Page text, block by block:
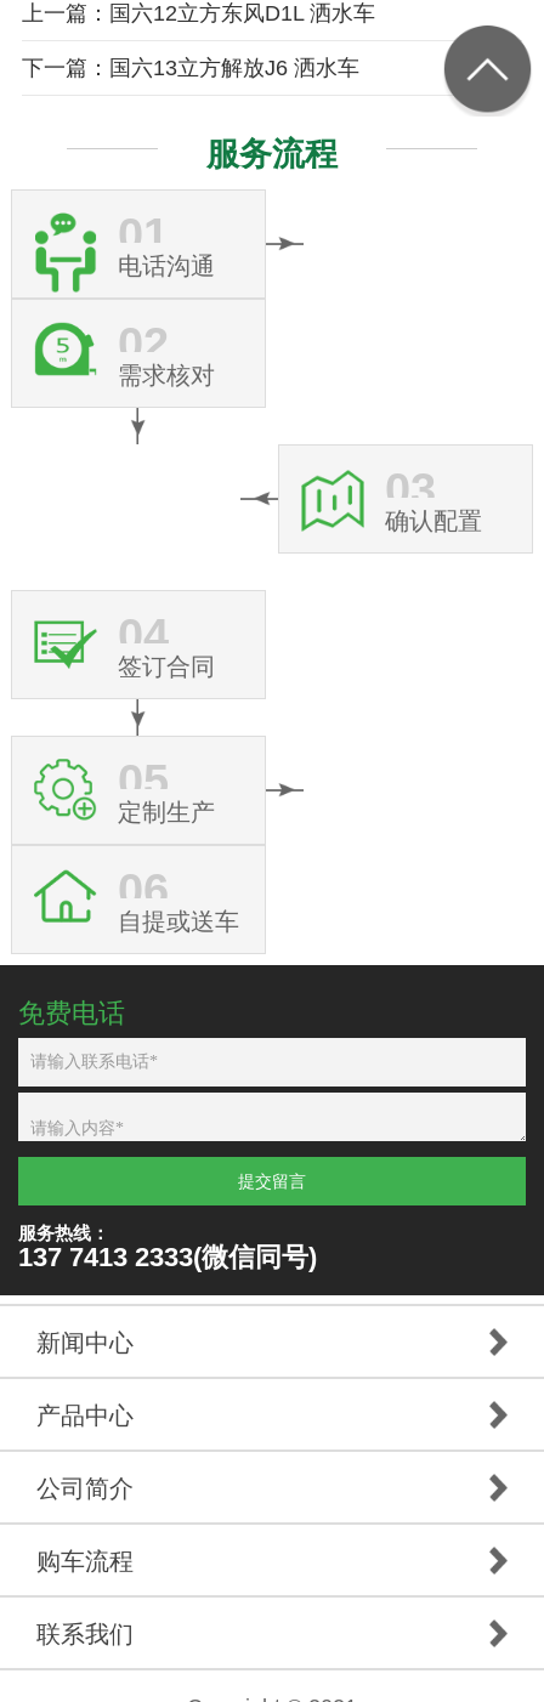
上一篇：国六12立方东风D1L 洒水车
下一篇：国六13立方解放J6 洒水车
服务流程
01
电话沟通
02
需求核对
03
确认配置
04
签订合同
05
定制生产
06
自提或送车
免费电话
提交留言
服务热线：
137 7413 2333(微信同号)
新闻中心
产品中心
公司简介
购车流程
联系我们